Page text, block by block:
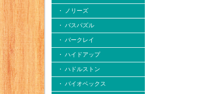
・ ノリーズ
・ バスパズル
・ バークレイ
・ ハイドアップ
・ ハドルストン
・ バイオベックス